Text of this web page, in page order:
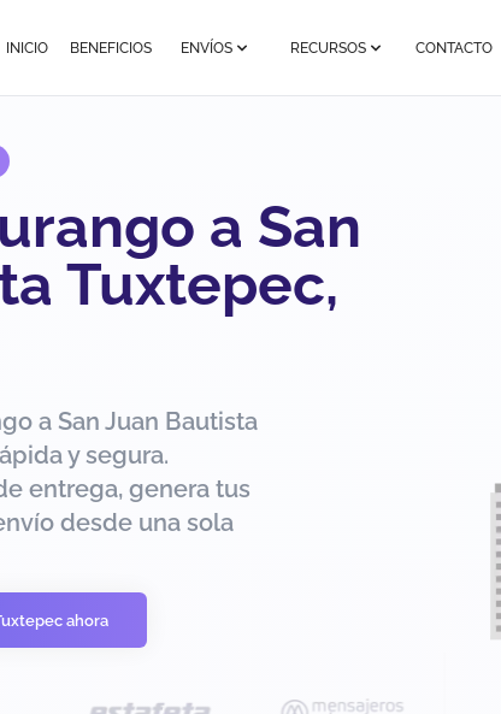
INICIO BENEFICIOS ENVÍOS RECURSOS CONTACTO
a San
Tuxtepec,
a San Juan Bautista
y segura.
entrega, genera tus
desde una sola
ahora